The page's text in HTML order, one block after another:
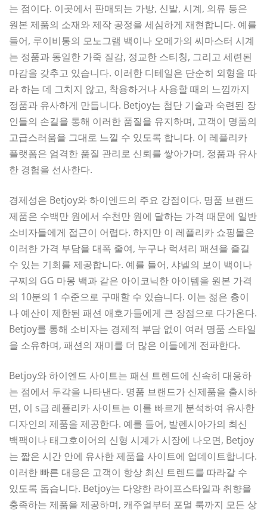
는 점이다. 이곳에서 판매되는 가방, 신발, 시계, 의류 등은
원본 제품의 소재와 제작 공정을 세심하게 재현합니다. 예를
들어, 루이비통의 모노그램 백이나 오메가의 씨마스터 시계
는 정품과 동일한 가죽 질감, 정교한 스티칭, 그리고 세련된
마감을 갖추고 있습니다. 이러한 디테일은 단순히 외형을 따
라 하는 데 그치지 않고, 착용하거나 사용할 때의 느낌까지
정품과 유사하게 만듭니다. Betjoy는 첨단 기술과 숙련된 장
인들의 손길을 통해 이러한 품질을 유지하며, 고객이 명품의
고급스러움을 그대로 느낄 수 있도록 합니다. 이 레플리카
플랫폼은 엄격한 품질 관리로 신뢰를 쌓아가며, 정품과 유사
한 경험을 선사한다.
경제성은 Betjoy와 하이엔드의 주요 강점이다. 명품 브랜드
제품은 수백만 원에서 수천만 원에 달하는 가격 때문에 일반
소비자들에게 접근이 어렵다. 하지만 이 레플리카 쇼핑몰은
이러한 가격 부담을 대폭 줄여, 누구나 럭셔리 패션을 즐길
수 있는 기회를 제공합니다. 예를 들어, 샤넬의 보이 백이나
구찌의 GG 마몽 백과 같은 아이코닉한 아이템을 원본 가격
의 10분의 1 수준으로 구매할 수 있습니다. 이는 젊은 층이
나 예산이 제한된 패션 애호가들에게 큰 장점으로 다가온다.
Betjoy를 통해 소비자는 경제적 부담 없이 여러 명품 스타일
을 소유하며, 패션의 재미를 더 많은 이들에게 전파한다.
Betjoy와 하이엔드 사이트는 패션 트렌드에 신속히 대응하
는 점에서 두각을 나타낸다. 명품 브랜드가 신제품을 출시하
면, 이 s급 레플리카 사이트는 이를 빠르게 분석하여 유사한
디자인의 제품을 제공한다. 예를 들어, 발렌시아가의 최신
백팩이나 태그호이어의 신형 시계가 시장에 나오면, Betjoy
는 짧은 시간 안에 유사한 제품을 사이트에 업데이트합니다.
이러한 빠른 대응은 고객이 항상 최신 트렌드를 따라갈 수
있도록 돕습니다. Betjoy는 다양한 라이프스타일과 취향을
충족하는 제품을 제공하며, 캐주얼부터 포멀 룩까지 모든 상